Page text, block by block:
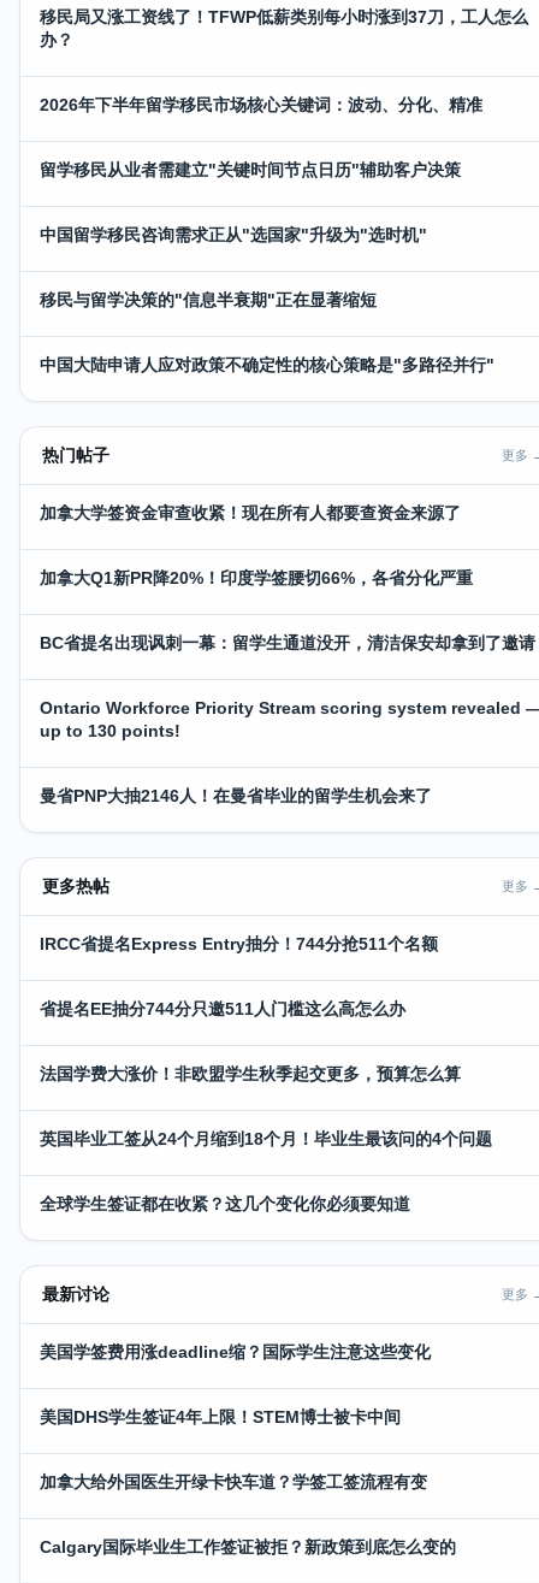
移民局又涨工资线了！TFWP低薪类别每小时涨到37刀，工人怎么
办？
2026年下半年留学移民市场核心关键词：波动、分化、精准
留学移民从业者需建立"关键时间节点日历"辅助客户决策
中国留学移民咨询需求正从"选国家"升级为"选时机"
移民与留学决策的"信息半衰期"正在显著缩短
中国大陆申请人应对政策不确定性的核心策略是"多路径并行"
热门帖子 更多
加拿大学签资金审查收紧！现在所有人都要查资金来源了
加拿大Q1新PR降20%！印度学签腰切66%，各省分化严重
BC省提名出现讽刺一幕：留学生通道没开，清洁保安却拿到了邀请
Ontario Workforce Priority Stream scoring system revealed
up to 130 points!
曼省PNP大抽2146人！在曼省毕业的留学生机会来了
更多热帖 更多
IRCC省提名Express Entry抽分！744分抢511个名额
省提名EE抽分744分只邀511人门槛这么高怎么办
法国学费大涨价！非欧盟学生秋季起交更多，预算怎么算
英国毕业工签从24个月缩到18个月！毕业生最该问的4个问题
全球学生签证都在收紧？这几个变化你必须要知道
最新讨论 更多
美国学签费用涨deadline缩？国际学生注意这些变化
美国DHS学生签证4年上限！STEM博士被卡中间
加拿大给外国医生开绿卡快车道？学签工签流程有变
Calgary国际毕业生工作签证被拒？新政策到底怎么变的